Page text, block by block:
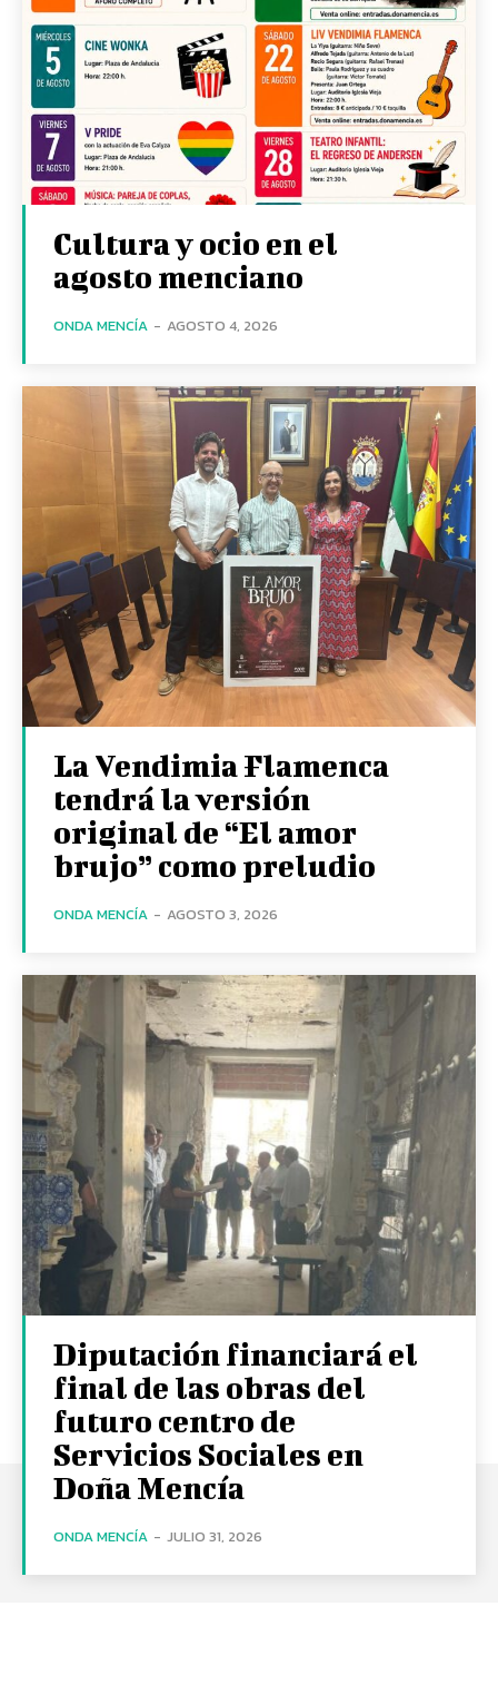
Cultura y ocio en el
agosto menciano
ONDA MENCÍA - AGOSTO 4, 2026
La Vendimia Flamenca
tendrá la versión
original de “El amor
brujo” como preludio
ONDA MENCÍA - AGOSTO 3, 2026
Diputación financiará el
final de las obras del
futuro centro de
Servicios Sociales en
Doña Mencía
ONDA MENCÍA - JULIO 31, 2026